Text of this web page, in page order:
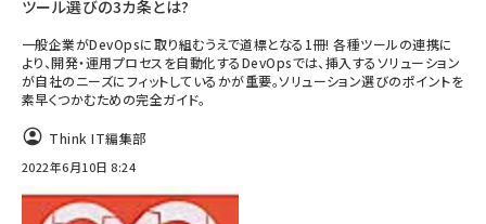
ツール選びの3カ条とは?
一般企業がDevOpsに取り組むうえで道標となる1冊! 各種ツールの連携に
より、開発・運用プロセスを自動化するDevOpsでは、挿入するソリューション
が自社のニーズにフィットしているかが重要。ソリューション選びのポイントを
素早くつかむための完全ガイド。
Think IT編集部
2022年6月10日 8:24